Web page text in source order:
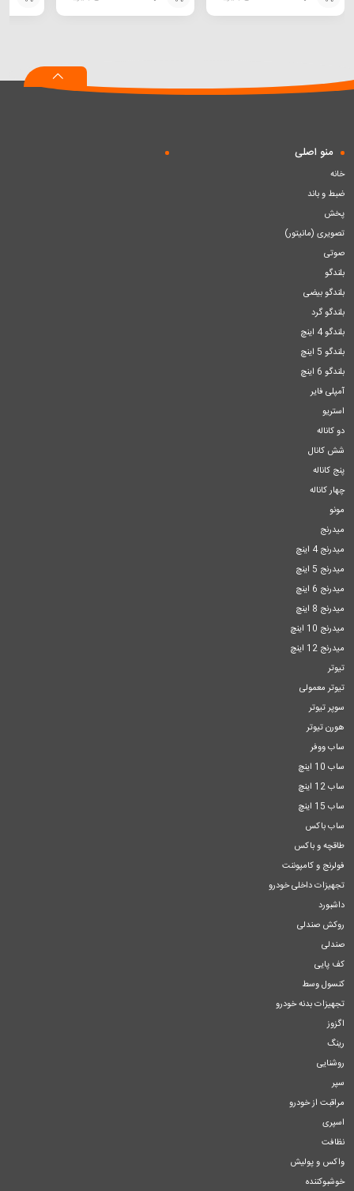
افزودن
افزودن
افزودن
سبد
منو اصلی
خانه
ضبط و باند
پخش
تصویری (مانیتور)
صوتی
بلندگو
بلندگو بیضی
بلندگو گرد
بلندگو 4 اینچ
بلندگو 5 اینچ
بلندگو 6 اینچ
آمپلی فایر
استریو
دو کاناله
شش کانال
پنج کاناله
چهار کاناله
مونو
میدرنج
میدرنج 4 اینچ
میدرنج 5 اینچ
میدرنج 6 اینچ
میدرنج 8 اینچ
میدرنج 10 اینچ
میدرنج 12 اینچ
تیوتر
تیوتر معمولی
سوپر تیوتر
هورن تیوتر
ساب ووفر
ساب 10 اینچ
ساب 12 اینچ
ساب 15 اینچ
ساب باکس
طاقچه و باکس
فولرنج و کامپوننت
تجهیزات داخلی خودرو
داشبورد
روکش صندلی
صندلی
کف پایی
کنسول وسط
تجهیزات بدنه خودرو
اگزوز
رینگ
روشنایی
سپر
مراقبت از خودرو
اسپری
نظافت
واکس و پولیش
خوشبوکننده